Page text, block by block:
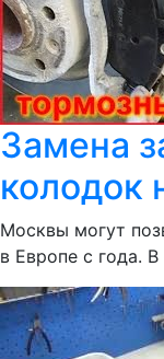
Замена
колодок
Москвы могут
в Европе с года. В